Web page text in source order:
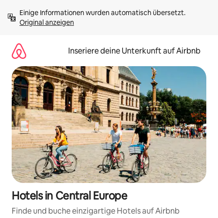
Inhalten
springenOriginal anzeigen
Inseriere deine Unterkunft auf Airbnb
Hotels in Central Europe
Finde und buche einzigartige Hotels auf Airbnb